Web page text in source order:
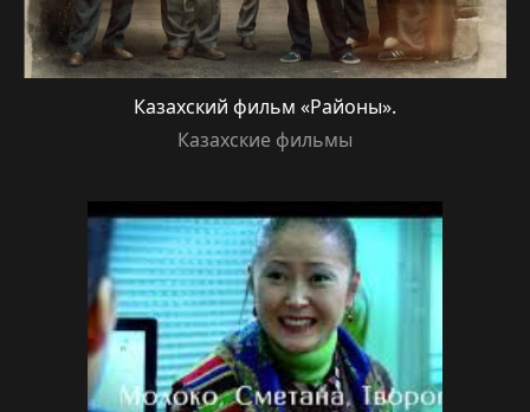
Казахский фильм «Районы».
Казахские фильмы